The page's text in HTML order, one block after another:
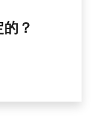
的？